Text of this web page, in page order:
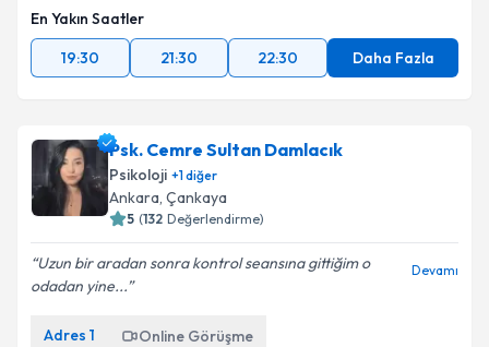
En Yakın Saatler
19:30
21:30 22:30 Daha Fazla
Psk. Cemre Sultan Damlacık
Psikoloji +1diğer
Ankara, Çankaya
5 (132 Değerlendirme)
Uzun bir aradan sonra kontrol seansına gittiğim o
odadan yine...
Devamı
Adres 1 Online Görüşme